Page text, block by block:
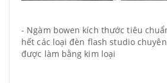
- Ngàm bowen kích thước tiêu
hết các loại đèn flash studio
được làm bằng kim loại